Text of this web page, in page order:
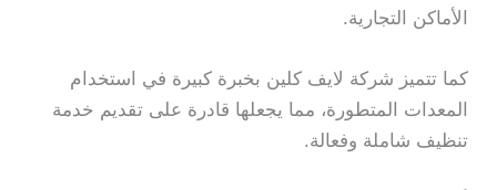
الأماكن التجارية.
كما تتميز شركة لايف كلين بخبرة كبيرة في استخدام
المعدات المتطورة، مما يجعلها قادرة على تقديم خدمة
تنظيف شاملة وفعالة.